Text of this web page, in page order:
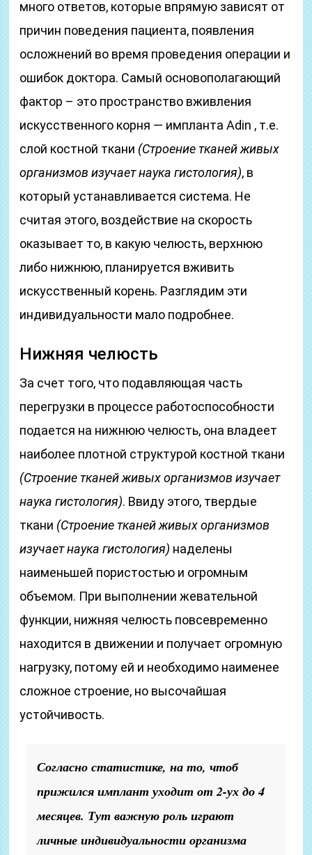
много ответов, которые впрямую зависят от
причин поведения пациента, появления
осложнений во время проведения операции и
ошибок доктора. Самый основополагающий
фактор – это пространство вживления
искусственного корня — импланта Adin , т.е.
слой костной ткани (Строение тканей живых
организмов изучает наука гистология), в
который устанавливается система. Не
считая этого, воздействие на скорость
оказывает то, в какую челюсть, верхнюю
либо нижнюю, планируется вживить
искусственный корень. Разглядим эти
индивидуальности мало подробнее.
Нижняя челюсть
За счет того, что подавляющая часть
перегрузки в процессе работоспособности
подается на нижнюю челюсть, она владеет
наиболее плотной структурой костной ткани
(Строение тканей живых организмов изучает
наука гистология). Ввиду этого, твердые
ткани (Строение тканей живых организмов
изучает наука гистология) наделены
наименьшей пористостью и огромным
объемом. При выполнении жевательной
функции, нижняя челюсть повсевременно
находится в движении и получает огромную
нагрузку, потому ей и необходимо наименее
сложное строение, но высочайшая
устойчивость.
Согласно статистике, на то, чтоб
прижился имплант уходит от 2-ух до 4
месяцев. Тут важную роль играют
личные индивидуальности организма